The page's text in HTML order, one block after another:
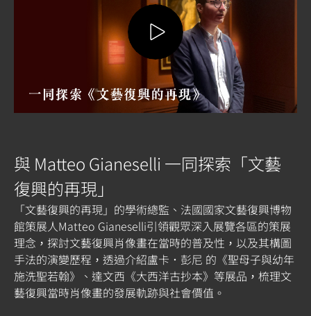
與 Matteo Gianeselli 一同探索「文藝
復興的再現」
「文藝復興的再現」的學術總監、法國國家文藝復興博物
館策展人Matteo Gianeselli引領觀眾深入展覽各區的策展
理念，探討文藝復興肖像畫在當時的普及性，以及其構圖
手法的演變歷程，透過介紹盧卡．彭尼 的《聖母子與幼年
施洗聖若翰》、達文西《大西洋古抄本》等展品，梳理文
藝復興當時肖像畫的發展軌跡與社會價值。